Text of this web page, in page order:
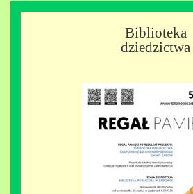
Biblioteka
dziedzictwa